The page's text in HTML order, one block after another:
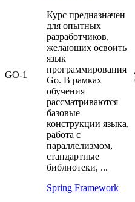
GO-1
Курс предназначен
для опытных
разработчиков,
желающих освоить
язык
программирования
Go. В рамках
обучения
рассматриваются
базовые
конструкции языка,
работа с
параллелизмом,
стандартные
библиотеки, ...
Spring Framework